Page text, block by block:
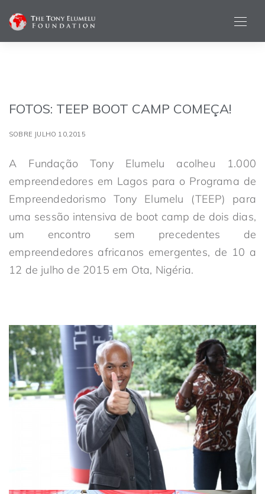
FOTOS: TEEP BOOT CAMP COMEÇA!
SOBRE JULHO 10,2015
A Fundação Tony Elumelu acolheu 1.000
empreendedores em Lagos para o Programa de
Empreendedorismo Tony Elumelu (TEEP) para
uma sessão intensiva de boot camp de dois dias,
um encontro sem precedentes de
empreendedores africanos emergentes, de 10 a
12 de julho de 2015 em Ota, Nigéria.